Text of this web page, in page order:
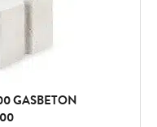
GASBETON